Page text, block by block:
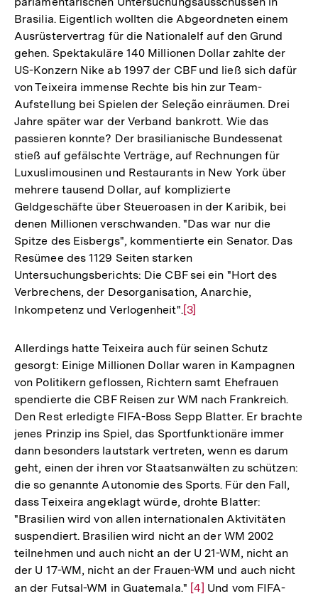
Brasilia. Eigentlich wollten die Abgeordneten einem
Ausrüstervertrag für die Nationalelf auf den Grund
gehen. Spektakuläre 140 Millionen Dollar zahlte der
US-Konzern Nike ab 1997 der CBF und ließ sich dafür
von Teixeira immense Rechte bis hin zur Team-
Aufstellung bei Spielen der Seleção einräumen. Drei
Jahre später war der Verband bankrott. Wie das
passieren konnte? Der brasilianische Bundessenat
stieß auf gefälschte Verträge, auf Rechnungen für
Luxuslimousinen und Restaurants in New York über
mehrere tausend Dollar, auf komplizierte
Geldgeschäfte über Steueroasen in der Karibik, bei
denen Millionen verschwanden. "Das war nur die
Spitze des Eisbergs", kommentierte ein Senator. Das
Resümee des 1129 Seiten starken
Untersuchungsberichts: Die CBF sei ein "Hort des
Verbrechens, der Desorganisation, Anarchie,
Inkompetenz und Verlogenheit".Zur
der
Fußnote
[3]
Allerdings hatte Teixeira auch für seinen Schutz
gesorgt: Einige Millionen Dollar waren in Kampagnen
von Politikern geflossen, Richtern samt Ehefrauen
spendierte die CBF Reisen zur WM nach Frankreich.
Den Rest erledigte FIFA-Boss Sepp Blatter. Er brachte
jenes Prinzip ins Spiel, das Sportfunktionäre immer
dann besonders lautstark vertreten, wenn es darum
geht, einen der ihren vor Staatsanwälten zu schützen:
die so genannte Autonomie des Sports. Für den Fall,
dass Teixeira angeklagt würde, drohte Blatter:
"Brasilien wird von allen internationalen Aktivitäten
suspendiert. Brasilien wird nicht an der WM 2002
teilnehmen und auch nicht an der U 21-WM, nicht an
der U 17-WM, nicht an der Frauen-WM und auch nicht
an der Futsal-WM in Guatemala." Zur
[4] Und vom FIFA-